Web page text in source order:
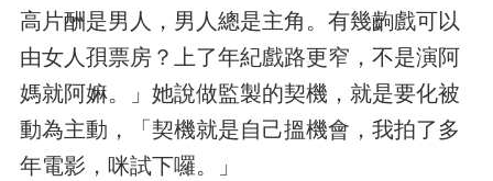
高片酬是男人，男人總是主角。有幾齣戲可以
由女人孭票房？上了年紀戲路更窄，不是演阿
媽就阿嫲。」她說做監製的契機，就是要化被
動為主動，「契機就是自己搵機會，我拍了多
年電影，咪試下囉。」